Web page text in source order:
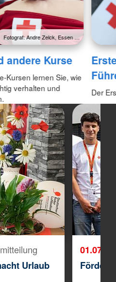
Fotograf: Andre Zelck, Essen …
andere Kurse
Kursen lernen Sie, wie
verhalten und
Der
Urlaub